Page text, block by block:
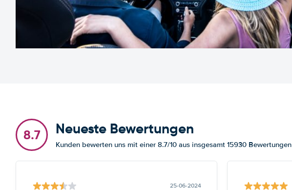
8.7 Neueste Bewertungen
Kunden bewerten uns mit einer 8.7/10 aus insgesamt 15930 Bewertungen
25-06-2024